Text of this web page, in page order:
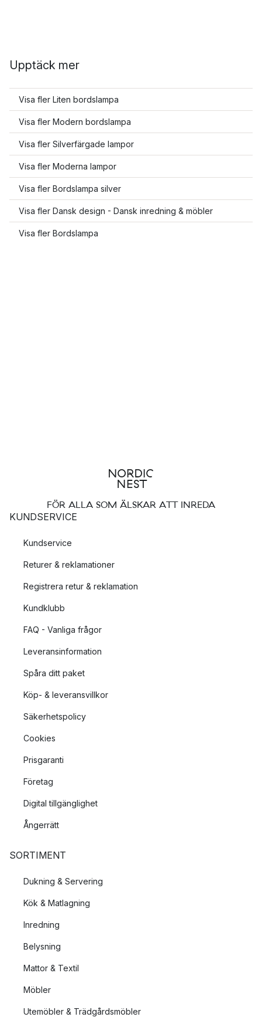
Upptäck mer
Visa fler Liten bordslampa
Visa fler Modern bordslampa
Visa fler Silverfärgade lampor
Visa fler Moderna lampor
Visa fler Bordslampa silver
Visa fler Dansk design - Dansk inredning & möbler
Visa fler Bordslampa
FÖR ALLA SOM ÄLSKAR ATT INREDA
KUNDSERVICE
Kundservice
Returer & reklamationer
Registrera retur & reklamation
Kundklubb
FAQ - Vanliga frågor
Leveransinformation
Spåra ditt paket
Köp- & leveransvillkor
Säkerhetspolicy
Cookies
Prisgaranti
Företag
Digital tillgänglighet
Ångerrätt
SORTIMENT
Dukning & Servering
Kök & Matlagning
Inredning
Belysning
Mattor & Textil
Möbler
Utemöbler & Trädgårdsmöbler